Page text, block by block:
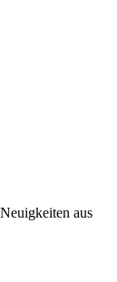
aus